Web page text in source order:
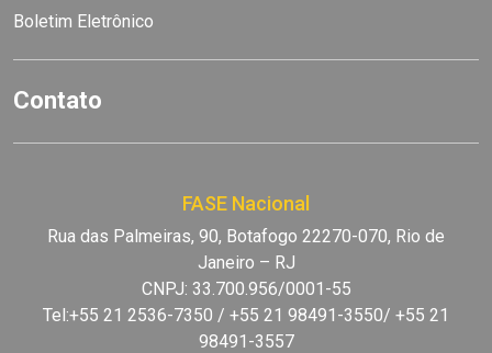
Boletim Eletrônico
Contato
FASE Nacional
Rua das Palmeiras, 90, Botafogo 22270-070, Rio de
Janeiro – RJ
CNPJ: 33.700.956/0001-55
Tel:+55 21 2536-7350 / +55 21 98491-3550/ +55 21
98491-3557